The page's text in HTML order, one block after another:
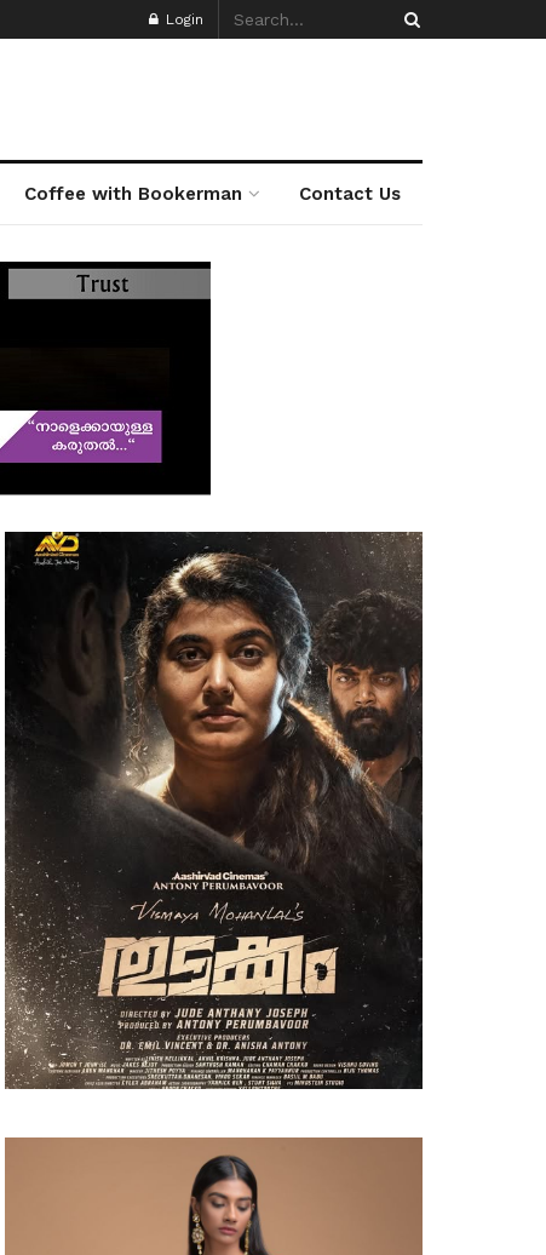
Login
Coffee with Bookerman Contact Us